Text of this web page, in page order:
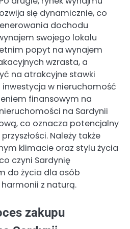
się dynamicznie, co
dochodu
swojego lokalu
popyt na wynajem
wzrasta, a
na atrakcyjne stawki
w nieruchomość
finansowym na
na Sardynii
co oznacza potencjalny
Należy także
klimacie oraz stylu życia
czyni Sardynię
do życia dla osób
z naturą.
zakupu